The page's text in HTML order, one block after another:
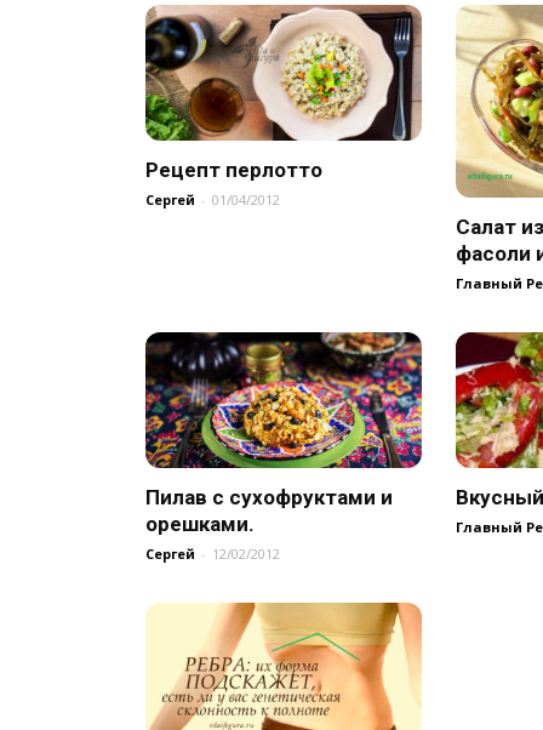
Рецепт перлотто
Сергей - 01/04/2012
Салат
фасоли
Главный
Пилав с сухофруктами и
орешками.
Сергей - 12/02/2012
Главный